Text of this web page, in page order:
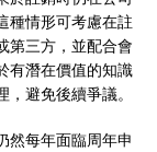
種情形可考慮在註
第三方，並配合會
有潛在價值的知識
避免後續爭議。
然每年面臨周年申